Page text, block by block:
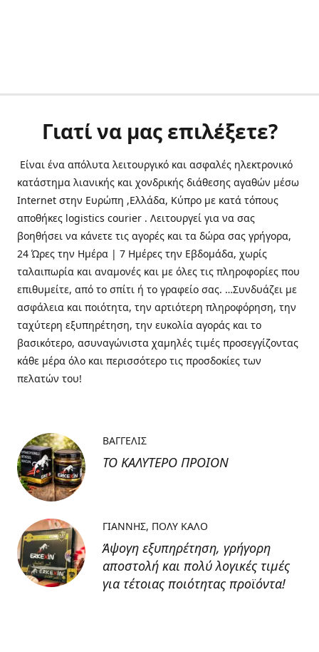
Γιατί να μας επιλέξετε?
Είναι ένα απόλυτα λειτουργικό και ασφαλές ηλεκτρονικό
κατάστημα λιανικής και χονδρικής διάθεσης αγαθών μέσω
Internet στην Ευρώπη ,Ελλάδα, Κύπρο με κατά τόπους
αποθήκες logistics courier . Λειτουργεί για να σας
βοηθήσει να κάνετε τις αγορές και τα δώρα σας γρήγορα,
24 Ώρες την Ημέρα | 7 Ημέρες την Εβδομάδα, χωρίς
ταλαιπωρία και αναμονές και με όλες τις πληροφορίες που
επιθυμείτε, από το σπίτι ή το γραφείο σας. …Συνδυάζει με
ασφάλεια και ποιότητα, την αρτιότερη πληροφόρηση, την
ταχύτερη εξυπηρέτηση, την ευκολία αγοράς και το
βασικότερο, ασυναγώνιστα χαμηλές τιμές προσεγγίζοντας
κάθε μέρα όλο και περισσότερο τις προσδοκίες των
πελατών του!
ΤΟ ΚΑΛΥΤΕΡΟ ΠΡΟΙΟΝ
ΒΑΓΓΕΛΙΣ
Άψογη εξυπηρέτηση, γρήγορη
αποστολή και πολύ λογικές τιμές
για τέτοιας ποιότητας προϊόντα!
ΓΙΑΝΝΗΣ ΠΟΛΥ ΚΑΛΟ